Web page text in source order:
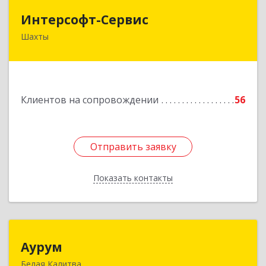
Интерсофт-Сервис
Шахты
Клиентов на сопровождении 56
Отправить заявку
Показать контакты
346480, Ростовская обл, Шахты г, Советская ул,
Отправить заявку
Назад
Аурум
Белая Калитва